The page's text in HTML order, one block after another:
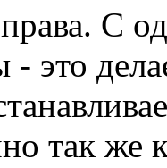
С
- это
так же